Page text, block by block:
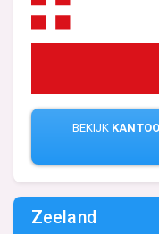
BEKIJK
Zeeland